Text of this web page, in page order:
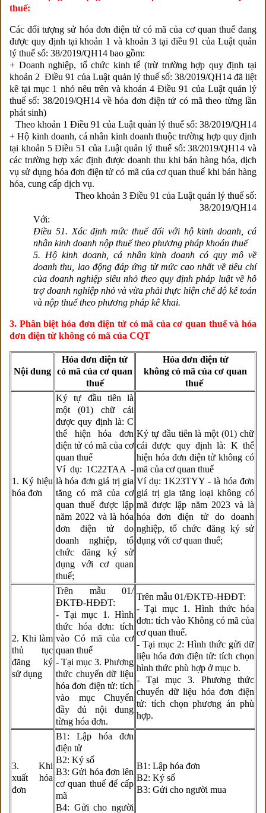
thuế:
Các đối tượng sử hóa đơn điện tử có mã của cơ quan thuế đang
được quy định tại khoản 1 và khoản 3 tại điều 91 của Luật quản
lý thuế số: 38/2019/QH14 bao gồm:
+ Doanh nghiệp, tổ chức kinh tế (trừ trường hợp quy định tại
khoản 2 Điều 91 của Luật quản lý thuế số: 38/2019/QH14 đã liệt
kê tại mục 1 nhỏ nêu trên và khoản 4 Điều 91 của Luật quản lý
thuế số: 38/2019/QH14 về hóa đơn điện tử có mã theo từng lần
phát sinh)
Theo khoản 1 Điều 91 của Luật quản lý thuế số: 38/2019/QH14
+ Hộ kinh doanh, cá nhân kinh doanh thuộc trường hợp quy định
tại khoản 5 Điều 51 của Luật quản lý thuế số: 38/2019/QH14 và
các trường hợp xác định được doanh thu khi bán hàng hóa, dịch
vụ sử dụng hóa đơn điện tử có mã của cơ quan thuế khi bán hàng
hóa, cung cấp dịch vụ.
Theo khoản 3 Điều 91 của Luật quản lý thuế số:
38/2019/QH14
Với:
Điều 51. Xác định mức thuế đối với hộ kinh doanh, cá
nhân kinh doanh nộp thuế theo phương pháp khoán thuế
5. Hộ kinh doanh, cá nhân kinh doanh có quy mô về
doanh thu, lao động đáp ứng từ mức cao nhất về tiêu chí
của doanh nghiệp siêu nhỏ theo quy định pháp luật về hỗ
trợ doanh nghiệp nhỏ và vừa phải thực hiện chế độ kế toán
và nộp thuế theo phương pháp kê khai.
3. Phân biệt hóa đơn điện tử có mã của cơ quan thuế và hóa
đơn điện từ không có mã của CQT
Nội dung
Hóa đơn điện tử
có mã của cơ quan
thuế
Hóa đơn điện tử
không có mã của cơ quan
thuế
1. Ký hiệu
hóa đơn
Ký tự đầu tiên là
một (01) chữ cái
được quy định là: C
thể hiện hóa đơn
điện tử có mã của cơ
quan thuế
Ví dụ: 1C22TAA -
là hóa đơn giá trị gia
tăng có mã của cơ
quan thuế được lập
năm 2022 và là hóa
đơn điện tử do
doanh nghiệp, tổ
chức đăng ký sử
dụng với cơ quan
thuế;
Ký tự đầu tiên là một (01) chữ
cái được quy định là: K thể
hiện hóa đơn điện tử không có
mã của cơ quan thuế
Ví dụ: 1K23TYY - là hóa đơn
giá trị gia tăng loại không có
mã được lập năm 2023 và là
hóa đơn điện tử do doanh
nghiệp, tổ chức đăng ký sử
dụng với cơ quan thuế;
2. Khi làm
thủ tục
đăng ký
sử dụng
Trên mẫu 01/
ĐKTĐ-HĐĐT:
- Tại mục 1. Hình
thức hóa đơn: tích
vào Có mã của cơ
quan thuế
- Tại mục 3. Phương
thức chuyển dữ liệu
hóa đơn điện tử: tích
vào mục Chuyển
đầy đủ nội dung
từng hóa đơn.
Trên mẫu 01/ĐKTĐ-HĐĐT:
- Tại mục 1. Hình thức hóa
đơn: tích vào Không có mã của
cơ quan thuế.
- Tại mục 2: Hình thức gửi dữ
liệu hóa đơn điện tử: tích chọn
hình thức phù hợp ở mục b.
- Tại mục 3. Phương thức
chuyển dữ liệu hóa đơn điện
tử: tích chọn phương án phù
hợp.
3. Khi
xuất hóa
đơn
B1: Lập hóa đơn
điện tử
B2: Ký số
B3: Gửi hóa đơn lên
cơ quan thuế để cấp
mã
B4: Gửi cho người
B1: Lập hóa đơn
B2: Ký số
B3: Gửi cho người mua